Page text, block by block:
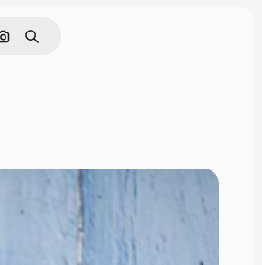
Поиск по изображению
Поиск